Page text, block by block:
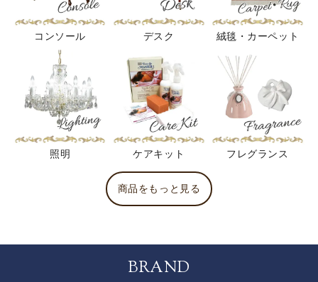
コンソール デスク 絨毯・カーペット
照明 ケアキット フレグランス
商品をもっと見る
BRAND